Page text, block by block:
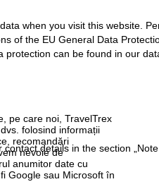
pe care noi, TravelTrex
folosind informații
recomandări
nevoie de
anumitor date cu
Google sau Microsoft în
when you visit this website.
of the EU General Data
can be found in our
details in the section